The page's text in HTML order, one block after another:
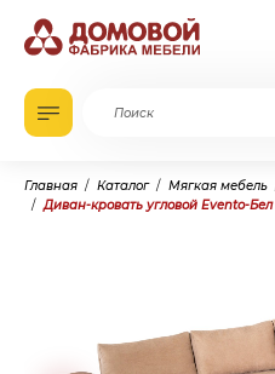
Главная Каталог Мягкая мебель
Диван-кровать угловой Evento-